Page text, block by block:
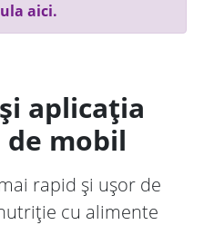
aici.
aplicația
mobil
rapid și ușor de
cu alimente